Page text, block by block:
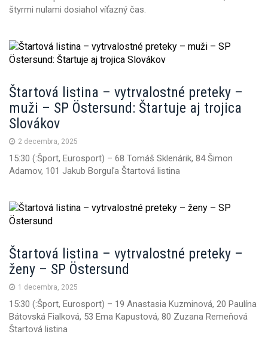
štyrmi nulami dosiahol víťazný čas.
Štartová listina – vytrvalostné preteky –
muži – SP Östersund: Štartuje aj trojica
Slovákov
2 decembra, 2025
15:30 (:Šport, Eurosport) – 68 Tomáš Sklenárik, 84 Šimon
Adamov, 101 Jakub Borguľa Štartová listina
Štartová listina – vytrvalostné preteky –
ženy – SP Östersund
1 decembra, 2025
15:30 (:Šport, Eurosport) – 19 Anastasia Kuzminová, 20 Paulína
Bátovská Fialková, 53 Ema Kapustová, 80 Zuzana Remeňová
Štartová listina